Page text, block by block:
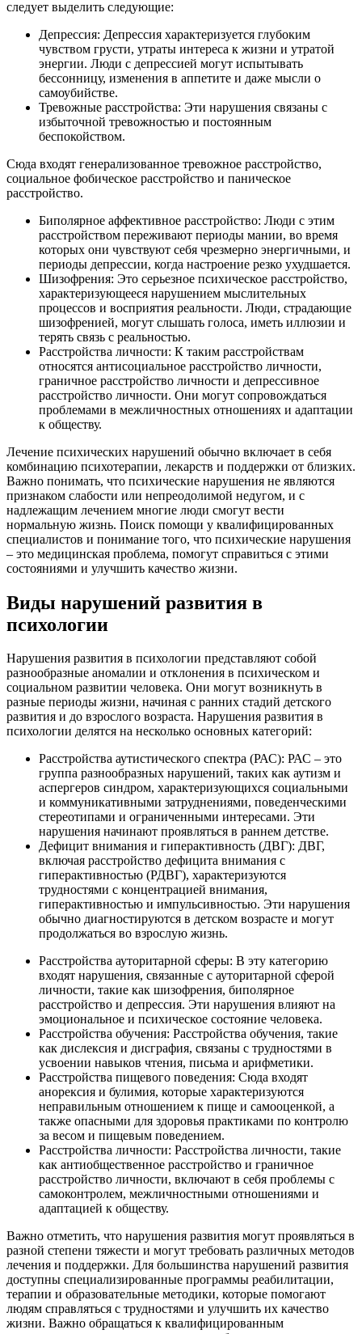
следует выделить следующие:
Депрессия: Депрессия характеризуется глубоким
чувством грусти, утраты интереса к жизни и утратой
энергии. Люди с депрессией могут испытывать
бессонницу, изменения в аппетите и даже мысли о
самоубийстве.
Тревожные расстройства: Эти нарушения связаны с
избыточной тревожностью и постоянным
беспокойством.
Сюда входят генерализованное тревожное расстройство,
социальное фобическое расстройство и паническое
расстройство.
Биполярное аффективное расстройство: Люди с этим
расстройством переживают периоды мании, во время
которых они чувствуют себя чрезмерно энергичными, и
периоды депрессии, когда настроение резко ухудшается.
Шизофрения: Это серьезное психическое расстройство,
характеризующееся нарушением мыслительных
процессов и восприятия реальности. Люди, страдающие
шизофренией, могут слышать голоса, иметь иллюзии и
терять связь с реальностью.
Расстройства личности: К таким расстройствам
относятся антисоциальное расстройство личности,
граничное расстройство личности и депрессивное
расстройство личности. Они могут сопровождаться
проблемами в межличностных отношениях и адаптации
к обществу.
Лечение психических нарушений обычно включает в себя
комбинацию психотерапии, лекарств и поддержки от близких.
Важно понимать, что психические нарушения не являются
признаком слабости или непреодолимой недугом, и с
надлежащим лечением многие люди смогут вести
нормальную жизнь. Поиск помощи у квалифицированных
специалистов и понимание того, что психические нарушения
– это медицинская проблема, помогут справиться с этими
состояниями и улучшить качество жизни.
Виды нарушений развития в
психологии
Нарушения развития в психологии представляют собой
разнообразные аномалии и отклонения в психическом и
социальном развитии человека. Они могут возникнуть в
разные периоды жизни, начиная с ранних стадий детского
развития и до взрослого возраста. Нарушения развития в
психологии делятся на несколько основных категорий:
Расстройства аутистического спектра (РАС): РАС – это
группа разнообразных нарушений, таких как аутизм и
аспергеров синдром, характеризующихся социальными
и коммуникативными затруднениями, поведенческими
стереотипами и ограниченными интересами. Эти
нарушения начинают проявляться в раннем детстве.
Дефицит внимания и гиперактивность (ДВГ): ДВГ,
включая расстройство дефицита внимания с
гиперактивностью (РДВГ), характеризуются
трудностями с концентрацией внимания,
гиперактивностью и импульсивностью. Эти нарушения
обычно диагностируются в детском возрасте и могут
продолжаться во взрослую жизнь.
Расстройства ауторитарной сферы: В эту категорию
входят нарушения, связанные с ауторитарной сферой
личности, такие как шизофрения, биполярное
расстройство и депрессия. Эти нарушения влияют на
эмоциональное и психическое состояние человека.
Расстройства обучения: Расстройства обучения, такие
как дислексия и дисграфия, связаны с трудностями в
усвоении навыков чтения, письма и арифметики.
Расстройства пищевого поведения: Сюда входят
анорексия и булимия, которые характеризуются
неправильным отношением к пище и самооценкой, а
также опасными для здоровья практиками по контролю
за весом и пищевым поведением.
Расстройства личности: Расстройства личности, такие
как антиобщественное расстройство и граничное
расстройство личности, включают в себя проблемы с
самоконтролем, межличностными отношениями и
адаптацией к обществу.
Важно отметить, что нарушения развития могут проявляться в
разной степени тяжести и могут требовать различных методов
лечения и поддержки. Для большинства нарушений развития
доступны специализированные программы реабилитации,
терапии и образовательные методики, которые помогают
людям справляться с трудностями и улучшить их качество
жизни. Важно обращаться к квалифицированным